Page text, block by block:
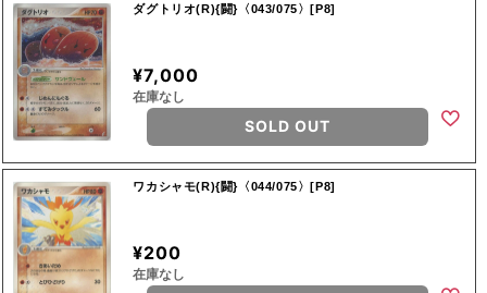
ダグトリオ(R){闘}〈043/075〉[P8]
¥7,000
在庫なし
SOLD OUT
ワカシャモ(R){闘}〈044/075〉[P8]
¥200
在庫なし